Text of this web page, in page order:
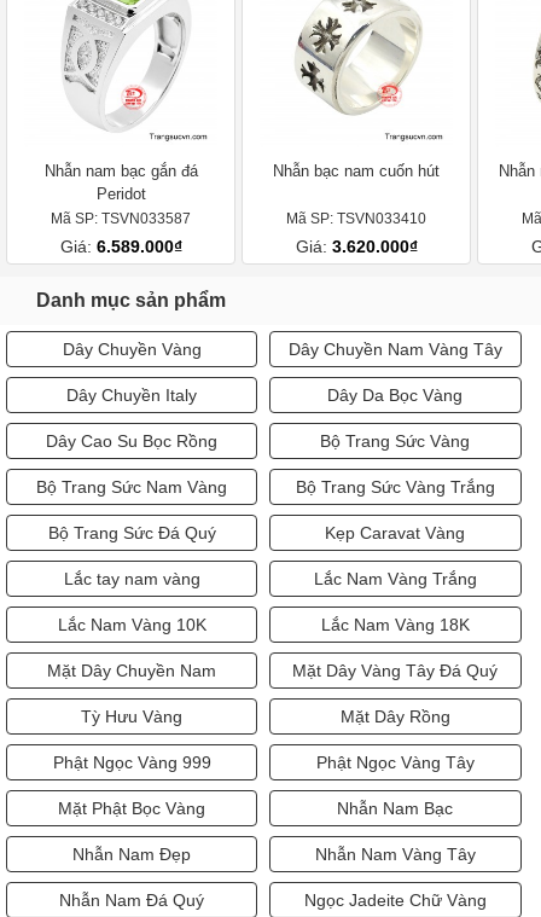
Nhẫn nam bạc gắn đá
Peridot
Mã SP: TSVN033587
Giá: 6.589.000₫
Nhẫn bạc nam cuốn hút
Mã SP: TSVN033410
Giá: 3.620.000₫
Danh mục sản phẩm
Dây Chuyền Vàng Dây Chuyền Nam Vàng Tây
Dây Chuyền Italy Dây Da Bọc Vàng
Dây Cao Su Bọc Rồng Bộ Trang Sức Vàng
Bộ Trang Sức Nam Vàng Bộ Trang Sức Vàng Trắng
Bộ Trang Sức Đá Quý Kẹp Caravat Vàng
Lắc tay nam vàng Lắc Nam Vàng Trắng
Lắc Nam Vàng 10K Lắc Nam Vàng 18K
Mặt Dây Chuyền Nam Mặt Dây Vàng Tây Đá Quý
Tỳ Hưu Vàng Mặt Dây Rồng
Phật Ngọc Vàng 999 Phật Ngọc Vàng Tây
Mặt Phật Bọc Vàng Nhẫn Nam Bạc
Nhẫn Nam Đẹp Nhẫn Nam Vàng Tây
Nhẫn Nam Đá Quý Ngọc Jadeite Chữ Vàng